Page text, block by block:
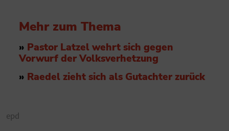
Mehr zum Thema
» Pastor Latzel wehrt sich gegen
Vorwurf der Volksverhetzung
» Raedel zieht sich als Gutachter zurück
epd